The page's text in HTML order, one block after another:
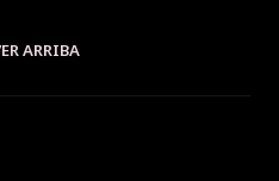
ARRIBA